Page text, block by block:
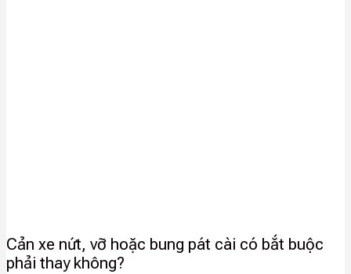
Cản xe nứt, vỡ hoặc bung pát cài có bắt buộc
phải thay không?